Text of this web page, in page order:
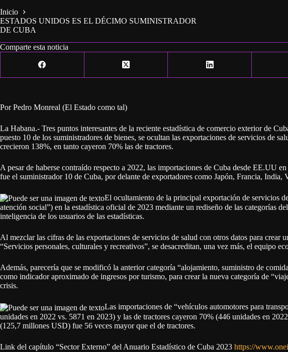
Inicio
ESTADOS UNIDOS ES EL DÉCIMO SUMINISTRADOR
DE CUBA
Comparte esta noticia
Por Pedro Monreal (El Estado como tal)
La Habana.- Tres puntos interesantes de la reciente estadística de comercio exterior de
puesto 10 de los suministradores de bienes, se ocultan las exportaciones de servicios de
crecieron 138%, en tanto cayeron 70% las de tractores.
A pesar de haberse contraído respecto a 2022, las importaciones de Cuba desde EE.UU
fue el suministrador 10 de Cuba, por delante de exportadores como Japón, Francia, India,
El ocultamiento de la principal exportación de servicios
atención social”) en la estadística oficial de 2023 mediante un rediseño de las categorías
inteligencia de los usuarios de las estadísticas.
Al mezclar las cifras de las exportaciones de servicios de salud con otros datos para crear
“Servicios personales, culturales y recreativos”, se desacreditan, una vez más, el equipo
Además, parecería que se modificó la anterior categoría “alojamiento, suministro de
como indicador aproximado de ingresos por turismo, para crear la nueva categoría de
crisis.
Las importaciones de “vehículos automotores para
unidades en 2022 vs. 5871 en 2023) y las de tractores cayeron 70% (446 unidades en
(125,7 millones USD) fue 56 veces mayor que el de tractores.
Link del capítulo “Sector Externo” del Anuario Estadístico de Cuba 2023 https://